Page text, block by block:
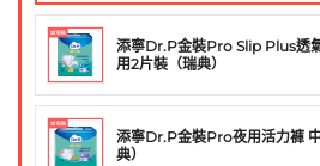
添寧Dr.P金裝Pro Slip Plus透
用2片裝（瑞典）
添寧Dr.P金裝Pro夜用活力褲
典）